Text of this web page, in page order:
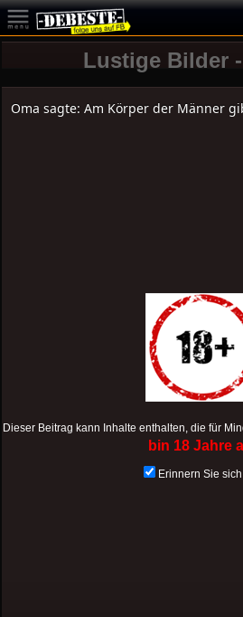
Lustige Bilder
Oma sagte: Am Körper der Männer
Dieser Beitrag kann Inhalte enthalten, die für
bin 18 Jahre
Erinnern Sie